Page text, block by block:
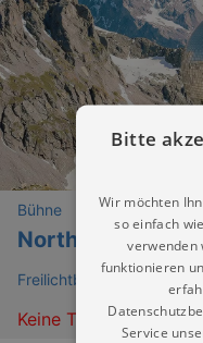
Bühne
Northern Lite –
Freilichtbühne Gellertberg
Keine Termine
Bitte
Wir möchten
so einfach
verwenden
funktionieren
Service